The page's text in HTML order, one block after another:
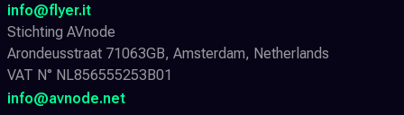
info@flyer.it
Stichting AVnode
Arondeusstraat 71063GB, Amsterdam, Netherlands
VAT N° NL856555253B01
info@avnode.net